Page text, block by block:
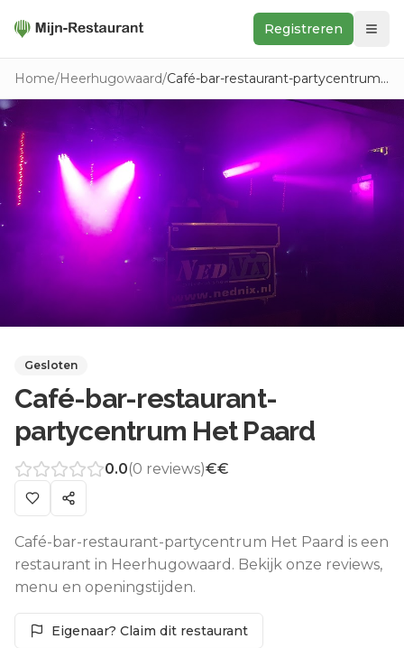
Registreren
Zoeken
In de buurt
Keukens
Foodwall
Reviews
Home/Heerhugowaard/ Café-bar-restaurant-partycentrum Het Paard
Gesloten
Café-bar-restaurant-
partycentrum Het Paard
0.0(0 reviews)€€
Café-bar-restaurant-partycentrum Het Paard is een
restaurant in Heerhugowaard. Bekijk onze reviews,
menu en openingstijden.
Eigenaar? Claim dit restaurant